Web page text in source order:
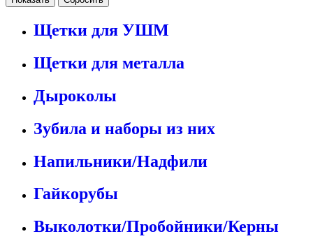
Щетки для УШМ
Щетки для металла
Дыроколы
Зубила и наборы из них
Напильники/Надфили
Гайкорубы
Выколотки/Пробойники/Керны